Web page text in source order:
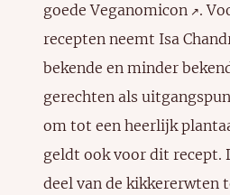
goedeVeganomicon ↗️.
recepten neemt Isa
bekende en minder
gerechten als
om tot een heerlijk
geldt ook voor dit recept.
deel van de kikkererwten